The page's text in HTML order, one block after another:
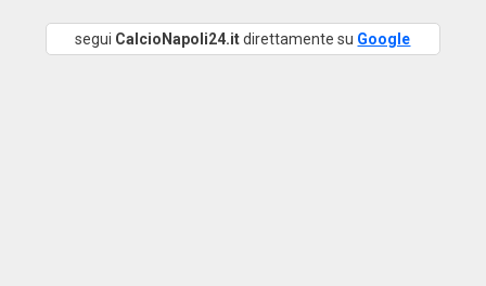
segui CalcioNapoli24.itdirettamente su Google